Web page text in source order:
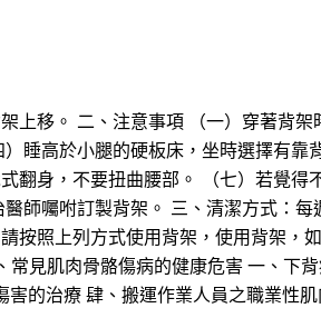
上移。 二、注意事項 （一）穿著背
睡高於小腿的硬板床，坐時選擇有
翻身，不要扭曲腰部。 （七）若覺
師囑咐訂製背架。 三、清潔方式：
按照上列方式使用背架，使用背架，
見肌肉骨骼傷病的健康危害 一、下
的治療 肆、搬運作業人員之職業性